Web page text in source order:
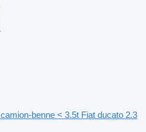
camion-benne < 3.5t Fiat ducato 2.3